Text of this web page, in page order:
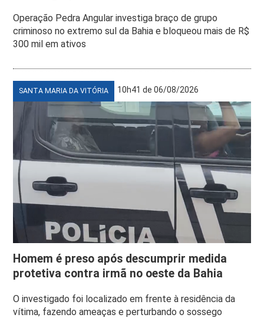
Operação Pedra Angular investiga braço de grupo
criminoso no extremo sul da Bahia e bloqueou mais de R$
300 mil em ativos
SANTA MARIA DA VITÓRIA 10h41 de 06/08/2026
Homem é preso após descumprir medida
protetiva contra irmã no oeste da Bahia
O investigado foi localizado em frente à residência da
vítima, fazendo ameaças e perturbando o sossego